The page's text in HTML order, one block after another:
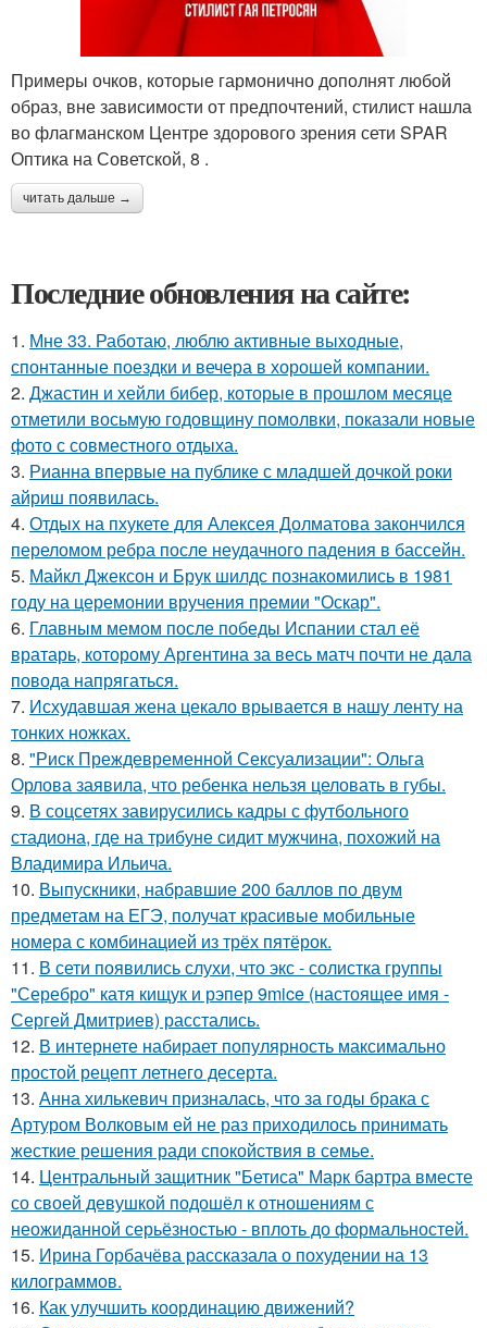
Примеры очков, которые гармонично дополнят любой
образ, вне зависимости от предпочтений, стилист нашла
во флагманском Центре здорового зрения сети SPAR
Оптика на Советской, 8 .
читать дальше →
Последние обновления на сайте:
1. Мне 33. Работаю, люблю активные выходные,
спонтанные поездки и вечера в хорошей компании.
2. Джастин и хейли бибер, которые в прошлом месяце
отметили восьмую годовщину помолвки, показали новые
фото с совместного отдыха.
3. Рианна впервые на публике с младшей дочкой роки
айриш появилась.
4. Отдых на пхукете для Алексея Долматова закончился
переломом ребра после неудачного падения в бассейн.
5. Майкл Джексон и Брук шилдс познакомились в 1981
году на церемонии вручения премии "Оскар".
6. Главным мемом после победы Испании стал её
вратарь, которому Аргентина за весь матч почти не дала
повода напрягаться.
7. Исхудавшая жена цекало врывается в нашу ленту на
тонких ножках.
8. "Риск Преждевременной Сексуализации": Ольга
Орлова заявила, что ребенка нельзя целовать в губы.
9. В соцсетях завирусились кадры с футбольного
стадиона, где на трибуне сидит мужчина, похожий на
Владимира Ильича.
10. Выпускники, набравшие 200 баллов по двум
предметам на ЕГЭ, получат красивые мобильные
номера с комбинацией из трёх пятёрок.
11. В сети появились слухи, что экс - солистка группы
"Серебро" катя кищук и рэпер 9mice (настоящее имя -
Сергей Дмитриев) расстались.
12. В интернете набирает популярность максимально
простой рецепт летнего десерта.
13. Анна хилькевич призналась, что за годы брака с
Артуром Волковым ей не раз приходилось принимать
жесткие решения ради спокойствия в семье.
14. Центральный защитник "Бетиса" Марк бартра вместе
со своей девушкой подошёл к отношениям с
неожиданной серьёзностью - вплоть до формальностей.
15. Ирина Горбачёва рассказала о похудении на 13
килограммов.
16. Как улучшить координацию движений?